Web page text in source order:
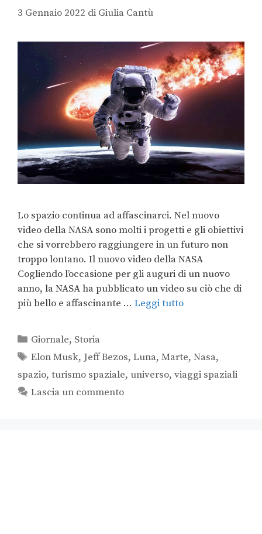
3 Gennaio 2022 di Giulia Cantù
Lo spazio continua ad affascinarci. Nel nuovo
video della NASA sono molti i progetti e gli obiettivi
che si vorrebbero raggiungere in un futuro non
troppo lontano. Il nuovo video della NASA
Cogliendo l’occasione per gli auguri di un nuovo
anno, la NASA ha pubblicato un video su ciò che di
più bello e affascinante … Leggi tutto
Giornale, Storia
Elon Musk, Jeff Bezos,Luna,Marte,Nasa,
spazio, turismo spaziale, universo, viaggi spaziali
Lascia un commento